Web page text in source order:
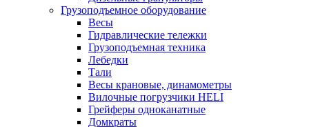
Грузоподъемное оборудование
Весы
Гидравлические тележки
Грузоподъемная техника
Лебедки
Тали
Весы крановые, динамометры
Вилочные погрузчики HELI
Грейферы одноканатные
Домкраты